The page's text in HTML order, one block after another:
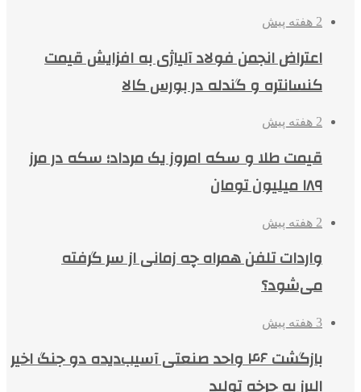
2 هفته پیش
اعتراض انجمن فولاد آلیاژی به افزایش قیمت
کنسانتره و گندله در بورس کالا
2 هفته پیش
قیمت طلا و سکه امروز یک مرداد؛ سکه در مرز
۱۸۹ میلیون تومان
2 هفته پیش
واردات تلفن همراه چه زمانی از سر گرفته
می‌شود؟
3 هفته پیش
بازگشت ۴۶ واحد صنعتی آسیب‌دیده دو جنگ اخیر
البرز به چرخه تولید